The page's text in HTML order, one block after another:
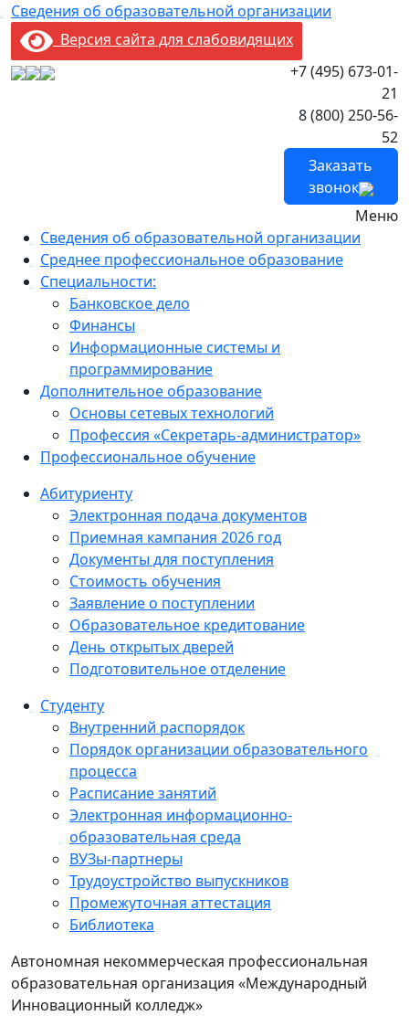
Сведения об образовательной организации
Версия сайта для слабовидящих
+7 (495) 673-01-
21
8 (800) 250-56-
52
Заказать
звонок
Меню
Сведения об образовательной организации
Среднее профессиональное образование
Специальности:
Банковское дело
Финансы
Информационные системы и
программирование
Дополнительное образование
Основы сетевых технологий
Профессия «Секретарь-администратор»
Профессиональное обучение
Абитуриенту
Электронная подача документов
Приемная кампания 2026 год
Документы для поступления
Стоимость обучения
Заявление о поступлении
Образовательное кредитование
День открытых дверей
Подготовительное отделение
Студенту
Внутренний распорядок
Порядок организации образовательного
процесса
Расписание занятий
Электронная информационно-
образовательная среда
ВУЗы-партнеры
Трудоустройство выпускников
Промежуточная аттестация
Библиотека
Автономная некоммерческая профессиональная
образовательная организация «Международный
Инновационный колледж»